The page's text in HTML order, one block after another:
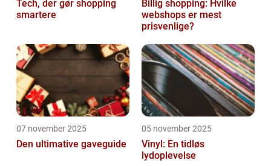
Tech, der gør shopping
smartere
Billig shopping: Hvilke
webshops er mest
prisvenlige?
07 november 2025
Den ultimative gaveguide
05 november 2025
Vinyl: En tidløs
lydoplevelse